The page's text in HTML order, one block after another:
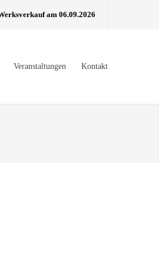
am 06.09.2026
Veranstaltungen Kontakt